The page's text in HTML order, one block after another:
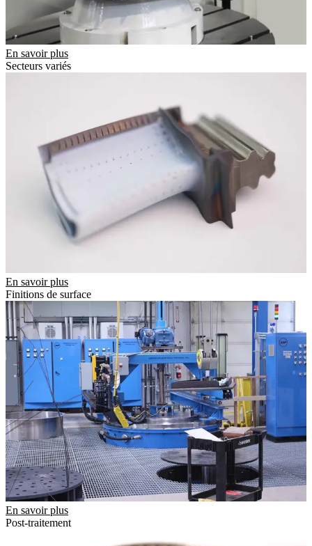
En savoir plus
Secteurs variés
En savoir plus
Finitions de surface
En savoir plus
Post-traitement